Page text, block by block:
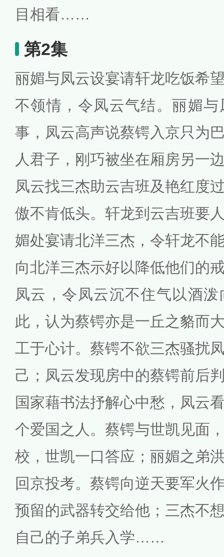
目相看……
第2集
丽媚与凤云设宴请轩龙吃饭希
不领情，令凤云气结。丽媚
事，凤云高声说蔡锷入京只为
人君子，刚巧被坐在厢房另一
凤云找三杰助云吉班及艳红度
傲不肯低头。轩龙到云吉班要
媚处宴请北洋三杰，令轩龙不
向北洋三杰示好以降低他们的
凤云，令凤云沉不住气以酒
此，认为蔡锷亦是一丘之貉而
工于心计。蔡锷不欲三杰骚扰
己；凤云发现房中的蔡锷前
国家藉书法抒解心中愁，凤云
个爱国之人。蔡锷与世凯见面
校，世凯一口答应；丽媚之弟
回京投考。蔡锷向逆天要军火
预留的武器转交给他；三杰不
自己的子弟兵入学……